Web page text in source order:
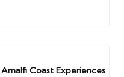
Coast Experiences